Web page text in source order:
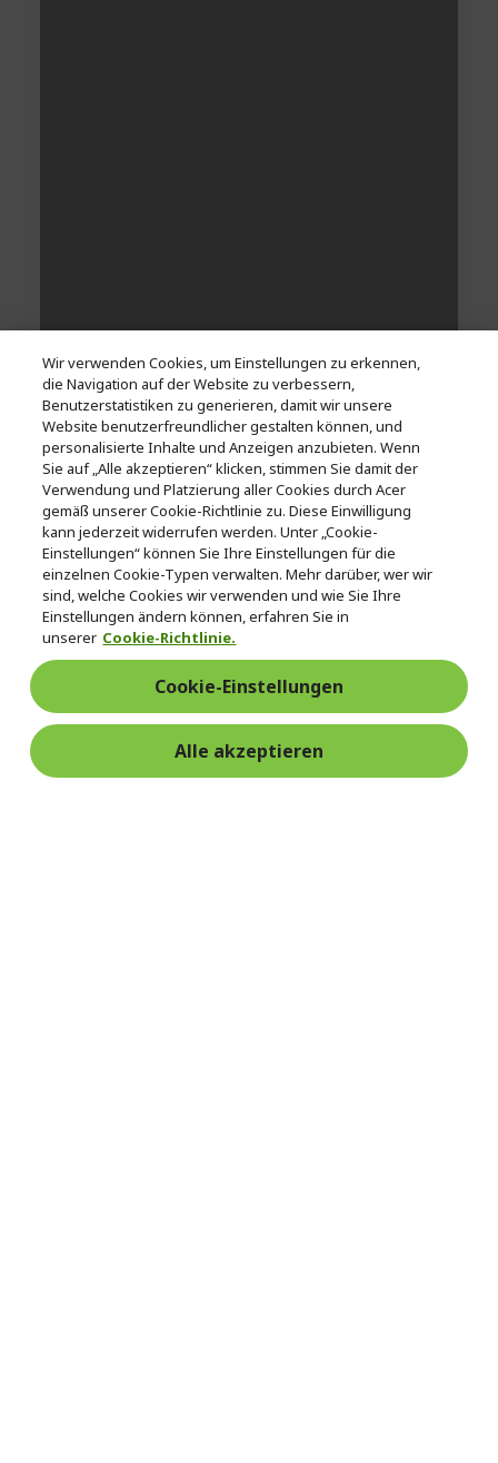
Wir verwenden Cookies, um Einstellungen zu erkennen,
die Navigation auf der Website zu verbessern,
Benutzerstatistiken zu generieren, damit wir unsere
Website benutzerfreundlicher gestalten können, und
personalisierte Inhalte und Anzeigen anzubieten. Wenn
Sie auf „Alle akzeptieren“ klicken, stimmen Sie damit der
Verwendung und Platzierung aller Cookies durch Acer
gemäß unserer Cookie-Richtlinie zu. Diese Einwilligung
kann jederzeit widerrufen werden. Unter „Cookie-
Einstellungen“ können Sie Ihre Einstellungen für die
einzelnen Cookie-Typen verwalten. Mehr darüber, wer wir
sind, welche Cookies wir verwenden und wie Sie Ihre
Einstellungen ändern können, erfahren Sie in
unserer Cookie-Richtlinie.
Cookie-Einstellungen
Alle akzeptieren